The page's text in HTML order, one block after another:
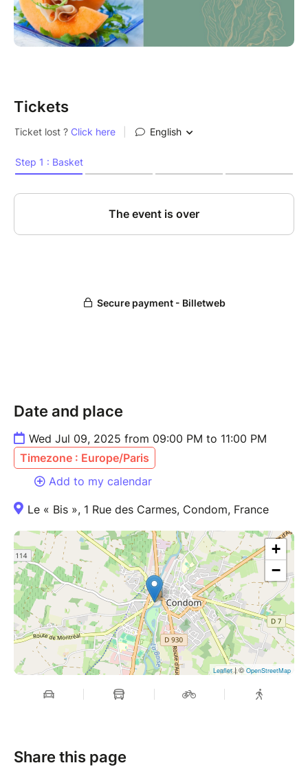
Tickets
Date and place
Wed Jul 09, 2025 from 09:00 PM to 11:00 PM
Timezone : Europe/Paris
Add to my calendar
Le « Bis », 1 Rue des Carmes, Condom, France
+
−
Leaflet| ©OpenStreetMap
Share this page